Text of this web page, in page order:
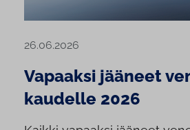
26.06.2026
Vapaaksi jääneet
kaudelle 2026